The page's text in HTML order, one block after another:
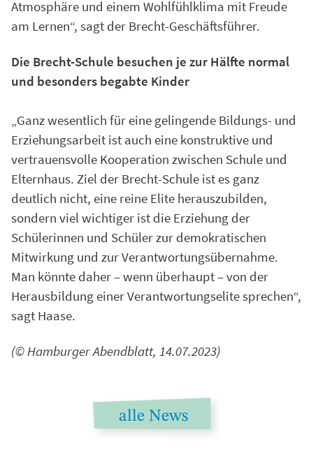
Atmosphäre und einem Wohlfühlklima mit Freude
am Lernen“, sagt der Brecht-Geschäftsführer.
Die Brecht-Schule besuchen je zur Hälfte normal
und besonders begabte Kinder
„Ganz wesentlich für eine gelingende Bildungs- und
Erziehungsarbeit ist auch eine konstruktive und
vertrauensvolle Kooperation zwischen Schule und
Elternhaus. Ziel der Brecht-Schule ist es ganz
deutlich nicht, eine reine Elite herauszubilden,
sondern viel wichtiger ist die Erziehung der
Schülerinnen und Schüler zur demokratischen
Mitwirkung und zur Verantwortungsübernahme.
Man könnte daher – wenn überhaupt – von der
Herausbildung einer Verantwortungselite sprechen“,
sagt Haase.
(© Hamburger Abendblatt, 14.07.2023)
alle News